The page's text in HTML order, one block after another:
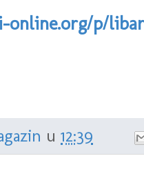
online.org/p/
u 12:39